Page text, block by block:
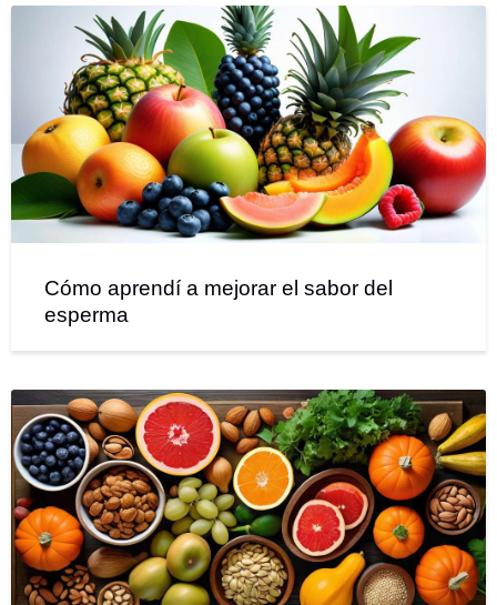
Cómo aprendí a mejorar el sabor del
esperma